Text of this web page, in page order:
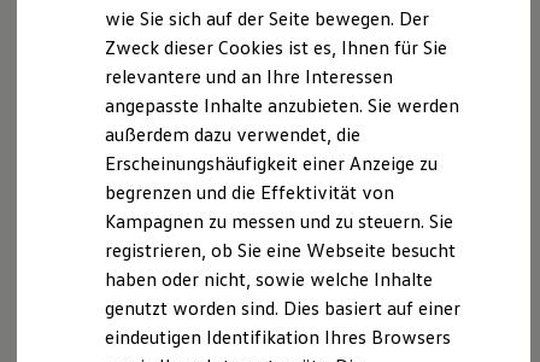
Fahrerassistenz- und Sicherheitssysteme
Kontrollleuchten
Kurzfahrprofile und Ölverdünnung
XTL-Dieselkraftstoff
Ersatzteile und Betriebsflüssigkeiten
Original Zubehör und Lifestyle Produkte
myVolkswagen
myVolkswagen Business
Elektrisch & Autonom
Elektro - & Hybridfahrzeuge
Unser Ansatz
Klimafreundlicher Strom
Reichweite & Ladelösungen
Reichweitensimulator
Ladezeitensimulator
Wir freuen uns, dass Sie unsere Webseite der Auto
Brucker GmbH, Asbacher Str. 21, 98574
Schmalkalden,schmalkalden@auto-brucker.de
besuchen. Im Folgenden informieren wir Sie über die
Verarbeitung Ihrer personenbezogenen Daten durch
uns im Zusammenhang mit Ihrem Besuch unserer
Webseite.
B. Verarbeitung Ihrer personenbezogenen Daten
Unsere Webseite bietet Ihnen verschiedene
wie Sie sich auf der Seite bewegen. Der
Zweck dieser Cookies ist es, Ihnen für Sie
relevantere und an Ihre Interessen
angepasste Inhalte anzubieten. Sie werden
außerdem dazu verwendet, die
Erscheinungshäufigkeit einer Anzeige zu
begrenzen und die Effektivität von
Kampagnen zu messen und zu steuern. Sie
registrieren, ob Sie eine Webseite besucht
haben oder nicht, sowie welche Inhalte
genutzt worden sind. Dies basiert auf einer
eindeutigen Identifikation Ihres Browsers